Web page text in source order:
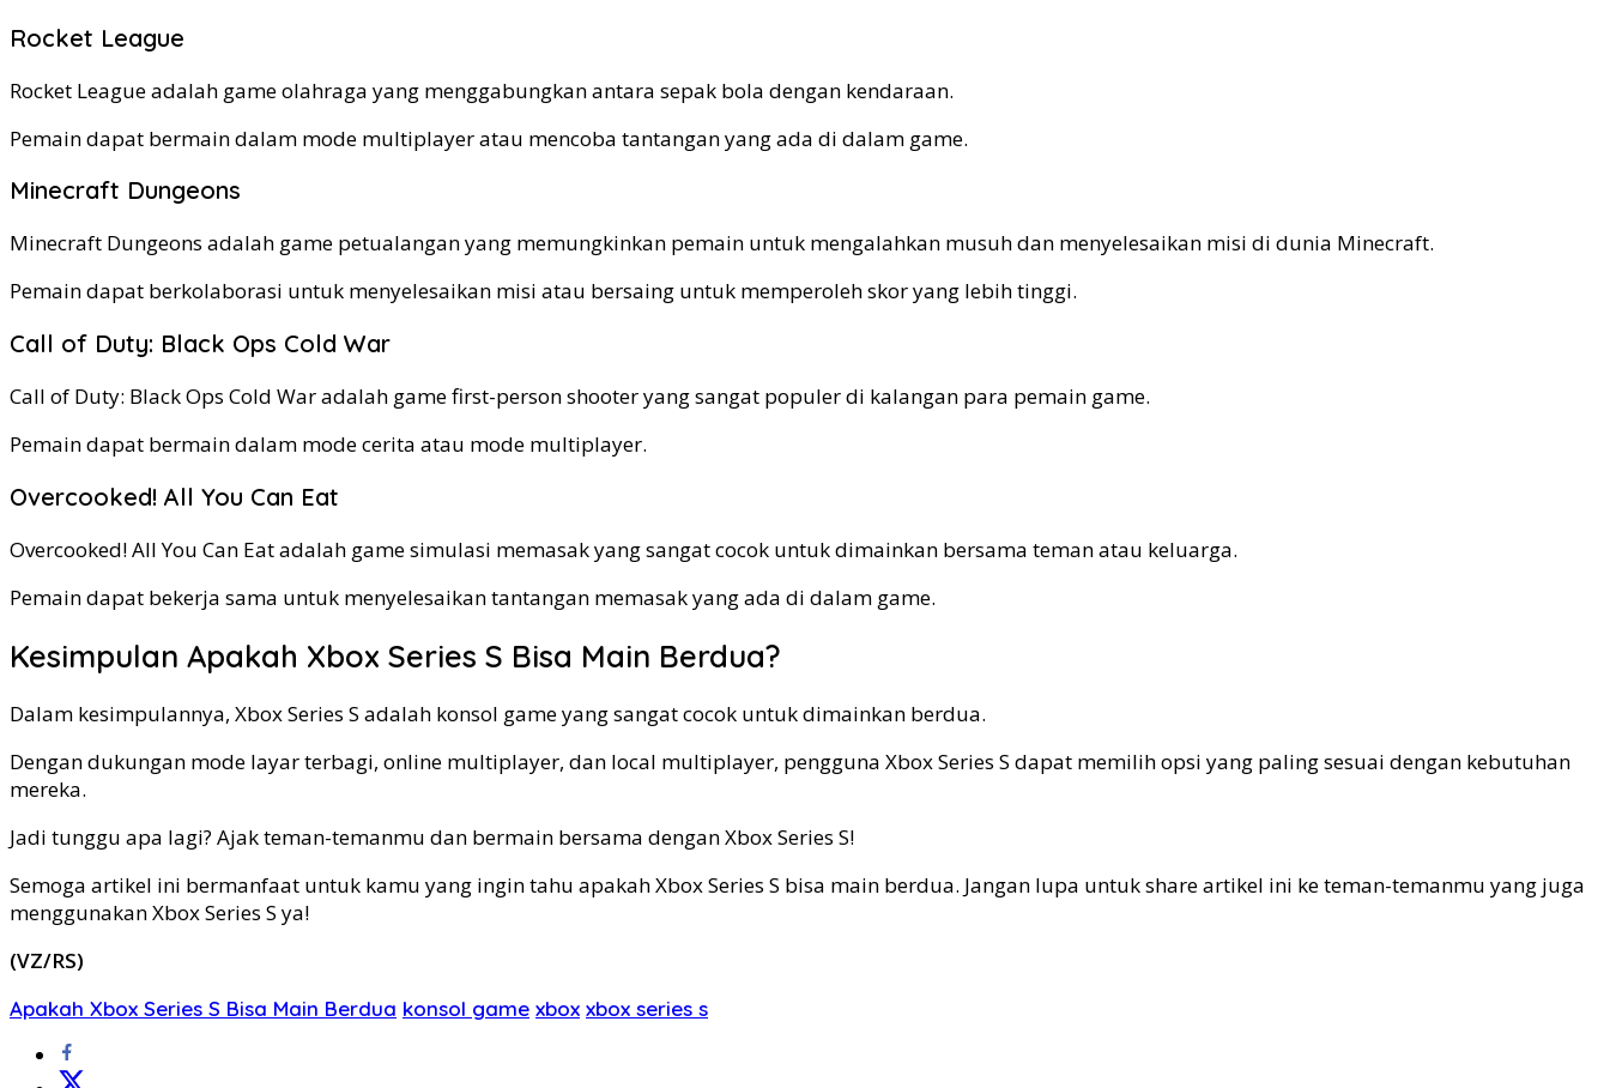
Rocket League
Rocket League adalah game olahraga yang menggabungkan antara sepak bola dengan kendaraan.
Pemain dapat bermain dalam mode multiplayer atau mencoba tantangan yang ada di dalam game.
Minecraft Dungeons
Minecraft Dungeons adalah game petualangan yang memungkinkan pemain untuk mengalahkan musuh dan menyelesaikan misi di dunia Minecraft.
Pemain dapat berkolaborasi untuk menyelesaikan misi atau bersaing untuk memperoleh skor yang lebih tinggi.
Call of Duty: Black Ops Cold War
Call of Duty: Black Ops Cold War adalah game first-person shooter yang sangat populer di kalangan para pemain game.
Pemain dapat bermain dalam mode cerita atau mode multiplayer.
Overcooked! All You Can Eat
Overcooked! All You Can Eat adalah game simulasi memasak yang sangat cocok untuk dimainkan bersama teman atau keluarga.
Pemain dapat bekerja sama untuk menyelesaikan tantangan memasak yang ada di dalam game.
Kesimpulan Apakah Xbox Series S Bisa Main Berdua?
Dalam kesimpulannya, Xbox Series S adalah konsol game yang sangat cocok untuk dimainkan berdua.
Dengan dukungan mode layar terbagi, online multiplayer, dan local multiplayer, pengguna Xbox Series S dapat memilih opsi yang paling sesuai dengan kebutuhan
mereka.
Jadi tunggu apa lagi? Ajak teman-temanmu dan bermain bersama dengan Xbox Series S!
Semoga artikel ini bermanfaat untuk kamu yang ingin tahu apakah Xbox Series S bisa main berdua. Jangan lupa untuk share artikel ini ke teman-temanmu yang juga
menggunakan Xbox Series S ya!
(VZ/RS)
Apakah Xbox Series S Bisa Main Berdua konsol game xbox xbox series s